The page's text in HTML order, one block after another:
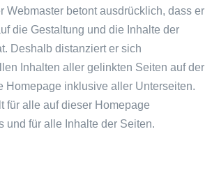
Webmaster betont ausdrücklich, dass er
die Gestaltung und die Inhalte der
Deshalb distanziert er sich
Inhalten aller gelinkten Seiten auf der
Homepage inklusive aller Unterseiten.
für alle auf dieser Homepage
und für alle Inhalte der Seiten.